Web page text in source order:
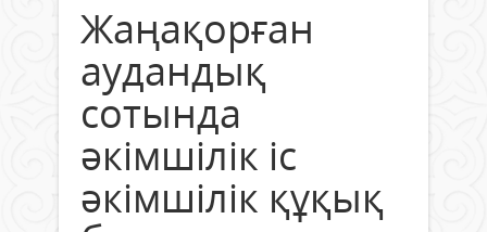
Жаңақорған
аудандық
сотында
әкімшілік іс
әкiмшiлiк құқық